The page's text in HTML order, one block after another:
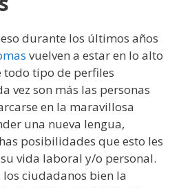
durante los últimos años
vuelven a estar en lo alto
todo tipo de perfiles
vez son más las personas
en la maravillosa
una nueva lengua,
posibilidades que esto les
vida laboral y/o personal.
los ciudadanos bien la